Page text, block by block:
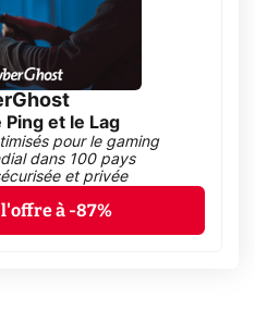
Ping et le Lag
pour le gaming
dans 100 pays
et privée
à -87%